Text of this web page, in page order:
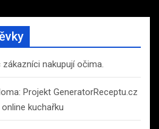
nakupují očima.
Projekt GeneratorReceptu.cz
kuchařku